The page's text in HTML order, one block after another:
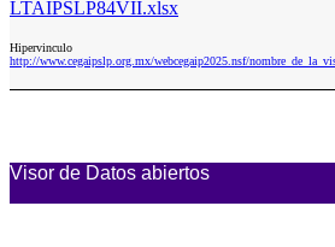
LTAIPSLP84VII.xlsx
Hipervinculo
http://www.cegaipslp.org.mx/webcegaip2025.nsf/
Visor de Datos abiertos